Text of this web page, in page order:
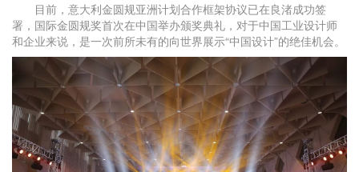
目前，意大利金圆规亚洲计划合作框架协议已在良渚成功签
署，国际金圆规奖首次在中国举办颁奖典礼，对于中国工业设计师
和企业来说，是一次前所未有的向世界展示“中国设计”的绝佳机会。